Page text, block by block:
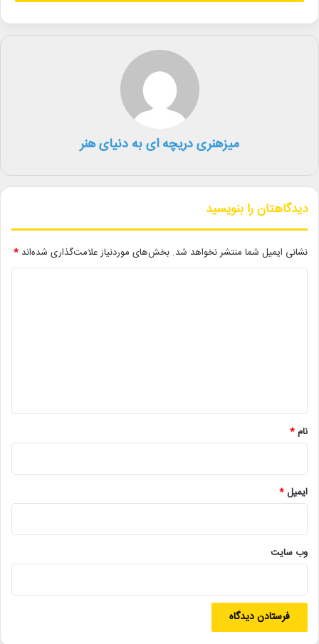
آشنا»، «خون بازی»، «خانه ای روی آب»، «اعتراض»، «کیمیا»، «بانو»،
«لامینور» و.. از جمله فیلم‌های سینمایی است که بیتا فرهی در آنها به
سریال «سرزمین مادری» با بازی بیتا فرهی در شبکه سوم سیما در حال
عرض می‌کند.
دیگر خبرها
• مجله هنری
• راهیابی ۲ انیمیشن کوتاه به سی‌امین جشنواره فیلم رود آیلند
• شایعه یا واقعیت؟ نقش کلیدی پل توماس اندرسون در فیلم جدید
• افتتاح نمایش «یک فیل ناپدید شده است» با حضور ایرج راد
• تالار حافظ میزبان «کافه نادری» می‌شود
• نمایش ۲ فیلم در «پاتوق مستند»
میزهنری دریچه ای به دنیای هنر
دیدگاهتان را بنویسید
نشانی ایمیل شما منتشر نخواهد شد. بخش‌های موردنیاز علامت‌گذاری شده‌اند *
نام*
ایمیل*
وب‌ سایت